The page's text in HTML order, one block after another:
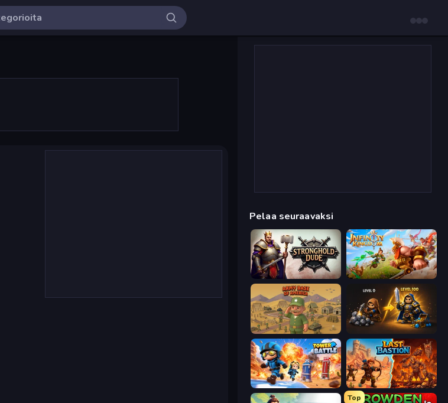
Pelaa seuraavaksi
Stronghold Dude Infinity Kingdom
Army Base Of America Gothic Story RPG
Tower Battle Last Bastion
Top